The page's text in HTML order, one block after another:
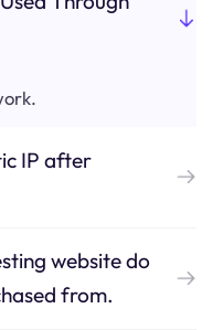
IP after
website do
from.